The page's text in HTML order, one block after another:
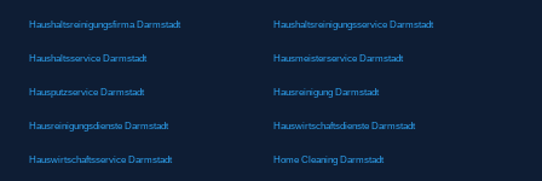
Haushaltsreinigungsfirma Darmstadt Haushaltsreinigungsservice Darmstadt
Haushaltsservice Darmstadt Hausmeisterservice Darmstadt
Hausputzservice Darmstadt Hausreinigung Darmstadt
Hausreinigungsdienste Darmstadt Hauswirtschaftsdienste Darmstadt
Hauswirtschaftsservice Darmstadt Home Cleaning Darmstadt